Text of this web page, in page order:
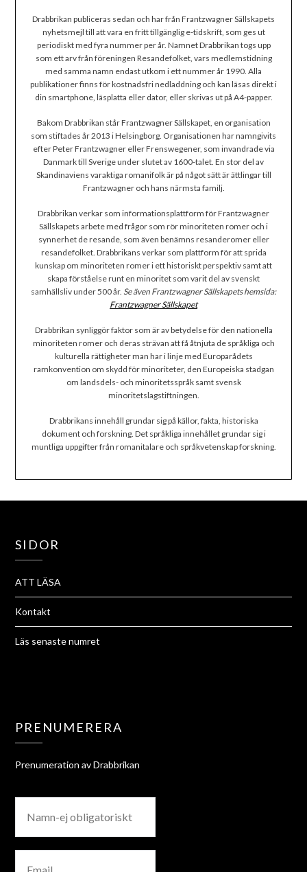
Drabbrikan publiceras sedan och har från Frantzwagner Sällskapets
nyhetsmejl till att vara en fritt tillgänglig e-tidskrift, som ges ut
periodiskt med fyra nummer per år. Namnet Drabbrikan togs upp
som ett arv från föreningen Resandefolket, vars medlemstidning
med samma namn endast utkom i ett nummer år 1990. Alla
publikationer finns för kostnadsfri nedladdning och kan läsas direkt i
din smartphone, läsplatta eller dator, eller skrivas ut på A4-papper.
Bakom Drabbrikan står Frantzwagner Sällskapet, en organisation
som stiftades år 2013 i Helsingborg. Organisationen har namngivits
efter Peter Frantzwagner eller Frenswegener, som invandrade via
Danmark till Sverige under slutet av 1600-talet. En stor del av
Skandinaviens varaktiga romanifolk är på något sätt är ättlingar till
Frantzwagner och hans närmsta familj.
Drabbrikan verkar som informationsplattform för Frantzwagner
Sällskapets arbete med frågor som rör minoriteten romer och i
synnerhet de resande, som även benämns resanderomer eller
resandefolket. Drabbrikans verkar som plattform för att sprida
kunskap om minoriteten romer i ett historiskt perspektiv samt att
skapa förståelse runt en minoritet som varit del av svenskt
samhällsliv under 500 år. Se även Frantzwagner Sällskapets hemsida:
Frantzwagner Sällskapet
Drabbrikan synliggör faktor som är av betydelse för den nationella
minoriteten romer och deras strävan att få åtnjuta de språkliga och
kulturella rättigheter man har i linje med Europarådets
ramkonvention om skydd för minoriteter, den Europeiska stadgan
om landsdels- och minoritetsspråk samt svensk
minoritetslagstiftningen.
Drabbrikans innehåll grundar sig på källor, fakta, historiska
dokument och forskning. Det språkliga innehållet grundar sig i
muntliga uppgifter från romanitalare och språkvetenskap forskning.
SIDOR
ATT LÄSA
Kontakt
Läs senaste numret
PRENUMERERA
Prenumeration av Drabbrikan